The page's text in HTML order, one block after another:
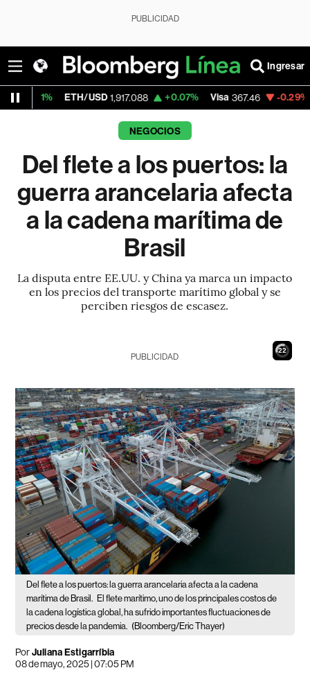
PUBLICIDAD
Ingresar
ETH/USD 1,917.088 +0.07% Visa 367.46 -0.29%
NEGOCIOS
Del flete a los puertos: la
guerra arancelaria afecta
a la cadena marítima de
Brasil
La disputa entre EE.UU. y China ya marca un impacto
en los precios del transporte marítimo global y se
perciben riesgos de escasez.
21
PUBLICIDAD
Del flete a los puertos: la guerra arancelaria afecta a la cadena
marítima de Brasil. El flete marítimo, uno de los principales costos de
la cadena logística global, ha sufrido importantes fluctuaciones de
precios desde la pandemia. (Bloomberg/Eric Thayer)
PorJuliana Estigarríbia
08 de mayo, 2025 | 07:05 PM